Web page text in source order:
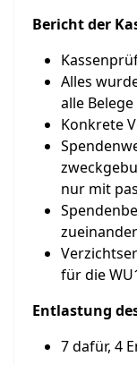
Bericht der
Alles
alle
Konkrete
nur mit
für die
Entlastung
7 dafür, 4